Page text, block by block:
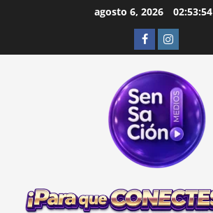
agosto 6, 2026 02:53:55
FacebookInstagram